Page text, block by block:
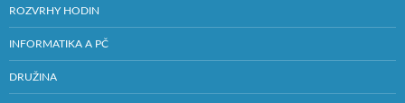
ROZVRHY HODIN
INFORMATIKA A PČ
DRUŽINA